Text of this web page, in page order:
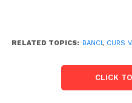
RELATED TOPICS: BANCI, CURS
CLICK